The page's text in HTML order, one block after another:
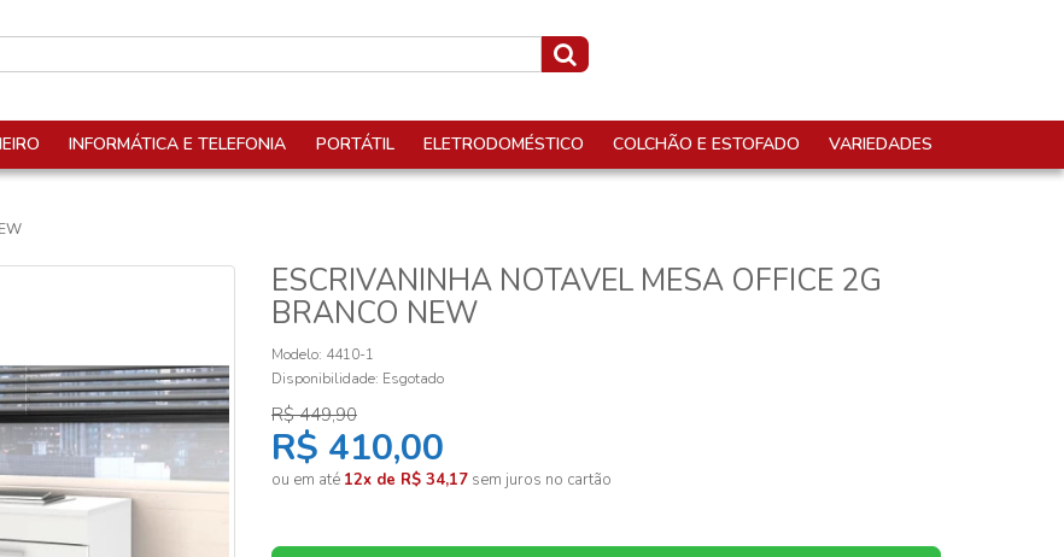
INFORMÁTICA E TELEFONIA PORTÁTIL ELETRODOMÉSTICO COLCHÃO E ESTOFADO VARIEDADES
ESCRIVANINHA NOTAVEL MESA OFFICE 2G
BRANCO NEW
Modelo: 4410-1
Disponibilidade: Esgotado
R$ 449,90
R$ 410,00
ou em até 12x de R$ 34,17 sem juros no cartão